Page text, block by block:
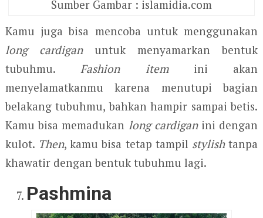
Sumber Gambar : islamidia.com
Kamu juga bisa mencoba untuk menggunakan
long cardiganuntuk menyamarkan bentuk
tubuhmu. Fashion itemini akan
menyelamatkanmu karena menutupi bagian
belakang tubuhmu, bahkan hampir sampai betis.
Kamu bisa memadukan long cardiganini dengan
kulot. Then, kamu bisa tetap tampil stylishtanpa
khawatir dengan bentuk tubuhmu lagi.
Pashmina